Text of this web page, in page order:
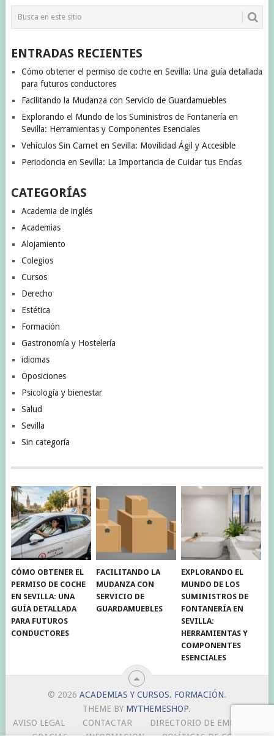
ENTRADAS RECIENTES
Cómo obtener el permiso de coche en Sevilla: Una guía detallada
para futuros conductores
Facilitando la Mudanza con Servicio de Guardamuebles
Explorando el Mundo de los Suministros de Fontanería en
Sevilla: Herramientas y Componentes Esenciales
Vehículos Sin Carnet en Sevilla: Movilidad Ágil y Accesible
Periodoncia en Sevilla: La Importancia de Cuidar tus Encías
CATEGORÍAS
Academia de inglés
Academias
Alojamiento
Colegios
Cursos
Derecho
Estética
Formación
Gastronomía y Hostelería
idiomas
Oposiciones
Psicología y bienestar
Salud
Sevilla
Sin categoría
CÓMO OBTENER EL
PERMISO DE COCHE
EN SEVILLA: UNA
GUÍA DETALLADA
PARA FUTUROS
CONDUCTORES
FACILITANDO LA
MUDANZA CON
SERVICIO DE
GUARDAMUEBLES
EXPLORANDO EL
MUNDO DE LOS
SUMINISTROS DE
FONTANERÍA EN
SEVILLA:
HERRAMIENTAS Y
COMPONENTES
ESENCIALES
© 2026 ACADEMIAS Y CURSOS. FORMACIÓN.
THEME BY MYTHEMESHOP.
AVISO LEGAL
CONTACTAR
DIRECTORIO DE EMPRESAS
GRACIAS
INFORMACION POLÍTICAS DE COOKIES